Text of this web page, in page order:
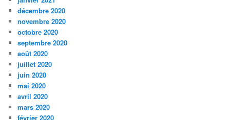
décembre 2020
novembre 2020
octobre 2020
septembre 2020
août 2020
juillet 2020
juin 2020
mai 2020
avril 2020
mars 2020
février 2020